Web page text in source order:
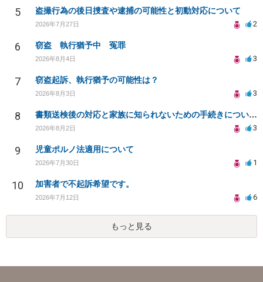
5 盗撮行為の後日捜査や逮捕の可能性と初動対応について
2026年7月27日 2
6 窃盗 執行猶予中 冤罪
2026年8月4日 3
7 窃盗起訴、執行猶予の可能性は？
2026年8月3日 3
8 書類送検後の対応と家族に知られないための手続きについて相談
2026年8月2日 3
9 児童ポルノ法適用について
2026年7月30日 1
10 加害者で不起訴希望です。
2026年7月12日 6
もっと見る